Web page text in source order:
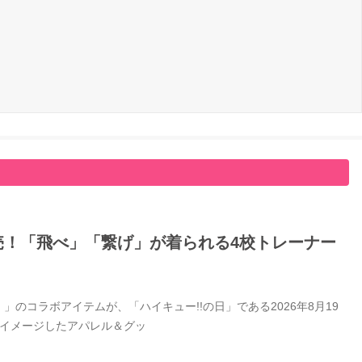
「飛べ」「繋げ」が着られる4校トレーナー
のコラボアイテムが、「ハイキュー!!の日」である2026年8月19
メージしたアパレル＆グッ